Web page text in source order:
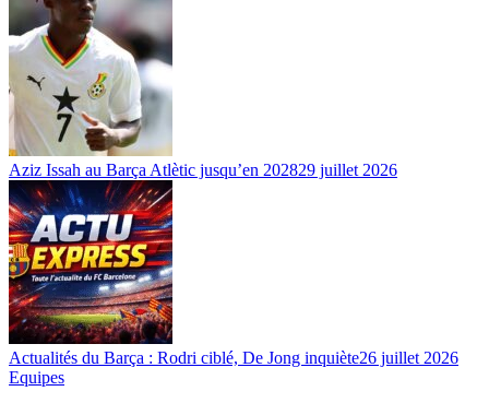
Aziz Issah au Barça Atlètic jusqu’en 202829 juillet 2026
Actualités du Barça : Rodri ciblé, De Jong inquiète26 juillet 2026
Equipes